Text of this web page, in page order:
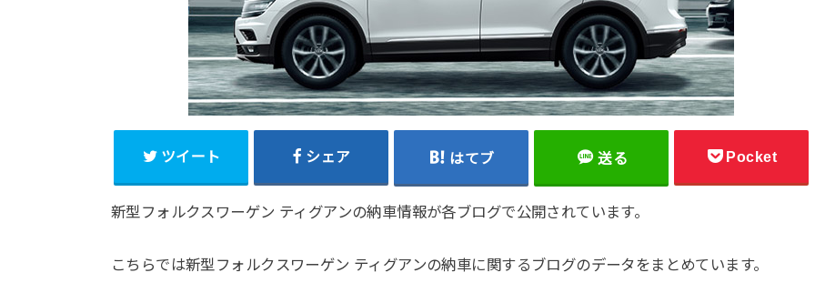
ツイート シェア はてブ 送る Pocket
新型フォルクスワーゲン ティグアンの納車情報が各ブログで公開されています。
こちらでは新型フォルクスワーゲン ティグアンの納車に関するブログのデータをまとめています。